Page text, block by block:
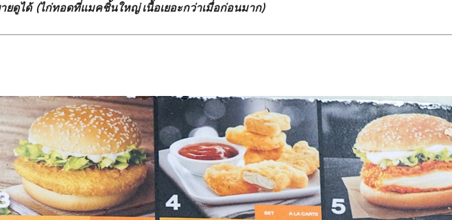
ดูได้ (ไก่ทอดที่แมคชิ้นใหญ่ เนื้อเยอะกว่าเมื่อก่อนมาก)